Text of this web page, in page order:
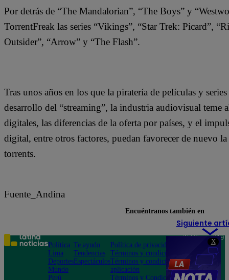
X
Por detrás de “The Mandalorian”, “The Boys” y
TorrentFreak las series “Vikings”, “Star Trek: Picard”,
Outsider”, “Arrow” y “The Flash”.
Tras unos años en los que la piratería de películas y
desarrollo del “streaming”, la industria audiovisual teme
digitales, las diferencias de la oferta por países, y el
digital, entre otros factores, puedan favorecer de nuevo
torrents.
Fuente_Andina
Siguiente
Encuéntranos también en
Política
Lima
Deportes
Mundo
Perú
Te ayudo
Tendencias
Espectáculos
Política de privacidad
Términos y condiciones
Términos y condiciones
aplicación
Términos y Condiciones
Teléfono: 219
Av. San
Felipe 968
Jesús María